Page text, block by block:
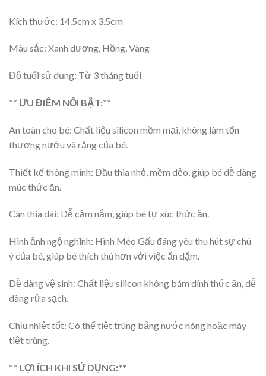
Kích thước: 14.5cm x 3.5cm
Màu sắc: Xanh dương, Hồng, Vàng
Độ tuổi sử dụng: Từ 3 tháng tuổi
** ƯU ĐIỂM NỔI BẬT:**
An toàn cho bé: Chất liệu silicon mềm mại, không làm tổn
thương nướu và răng của bé.
Thiết kế thông minh: Đầu thìa nhỏ, mềm dẻo, giúp bé dễ dàng
múc thức ăn.
Cán thìa dài: Dễ cầm nắm, giúp bé tự xúc thức ăn.
Hình ảnh ngộ nghĩnh: Hình Mèo Gấu đáng yêu thu hút sự chú
ý của bé, giúp bé thích thú hơn với việc ăn dặm.
Dễ dàng vệ sinh: Chất liệu silicon không bám dính thức ăn, dễ
dàng rửa sạch.
Chịu nhiệt tốt: Có thể tiệt trùng bằng nước nóng hoặc máy
tiệt trùng.
** LỢI ÍCH KHI SỬ DỤNG:**